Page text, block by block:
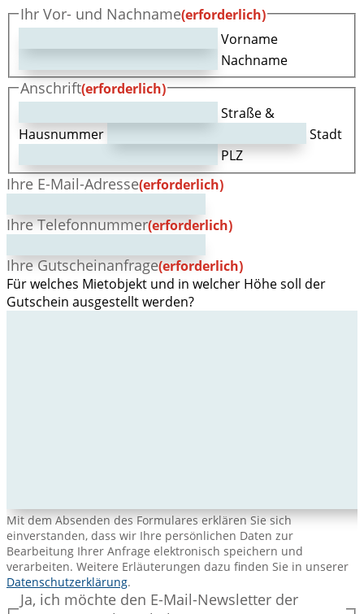
Ihr Vor- und Nachname(erforderlich)
Vorname
Nachname
Anschrift(erforderlich)
Straße &
Hausnummer
Stadt
PLZ
Ihre E-Mail-Adresse(erforderlich)
Ihre Telefonnummer(erforderlich)
Ihre Gutscheinanfrage(erforderlich)
Für welches Mietobjekt und in welcher Höhe soll der
Gutschein ausgestellt werden?
Mit dem Absenden des Formulares erklären Sie sich
einverstanden, dass wir Ihre persönlichen Daten zur
Bearbeitung Ihrer Anfrage elektronisch speichern und
verarbeiten. Weitere Erläuterungen dazu finden Sie in unserer
Datenschutzerklärung.
Ja, ich möchte den E-Mail-Newsletter der